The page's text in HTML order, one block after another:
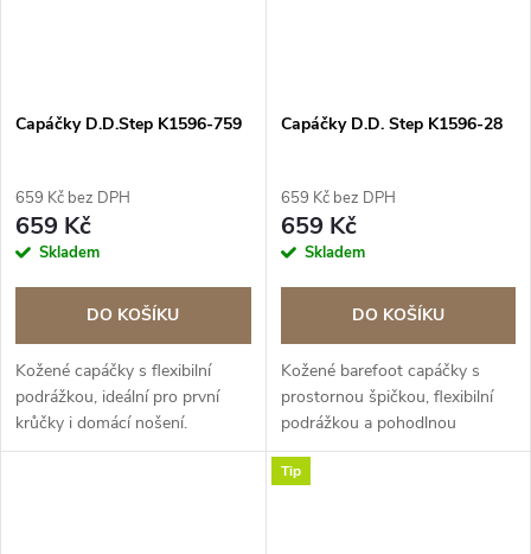
Capáčky D.D.Step K1596-759
659 Kč bez DPH
659 Kč
Skladem
DO KOŠÍKU
Kožené capáčky s flexibilní
podrážkou, ideální pro první
krůčky i domácí nošení.
Capáčky D.D. Step K1596-28
659 Kč bez DPH
659 Kč
Skladem
DO KOŠÍKU
Kožené barefoot capáčky s
prostornou špičkou, flexibilní
podrážkou a pohodlnou
vyjímatelnou stélkou.
Tip